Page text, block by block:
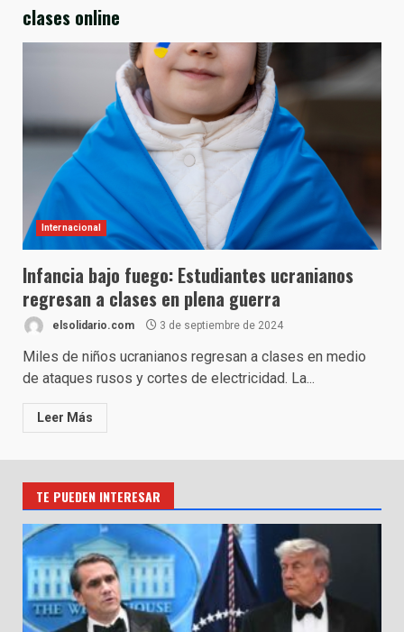
clases online
Internacional
Infancia bajo fuego: Estudiantes ucranianos
regresan a clases en plena guerra
elsolidario.com 3 de septiembre de 2024
Miles de niños ucranianos regresan a clases en medio
de ataques rusos y cortes de electricidad. La...
Leer Más
TE PUEDEN INTERESAR